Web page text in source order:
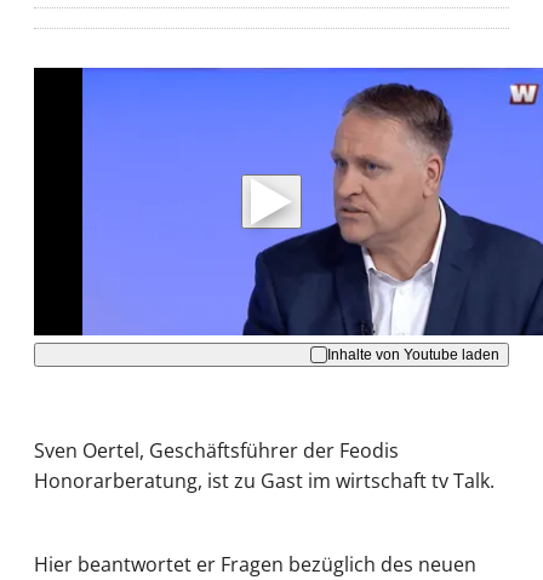
Mit der Wiedergabe dieses Videos werden
Daten an Youtube übertragen.
Hinweise dazu erhalten Sie in der Datenschutzerklärung.
Akzeptieren
Inhalte von Youtube laden
Sven Oertel, Geschäftsführer der Feodis
Honorarberatung, ist zu Gast im wirtschaft tv Talk.
Hier beantwortet er Fragen bezüglich des neuen